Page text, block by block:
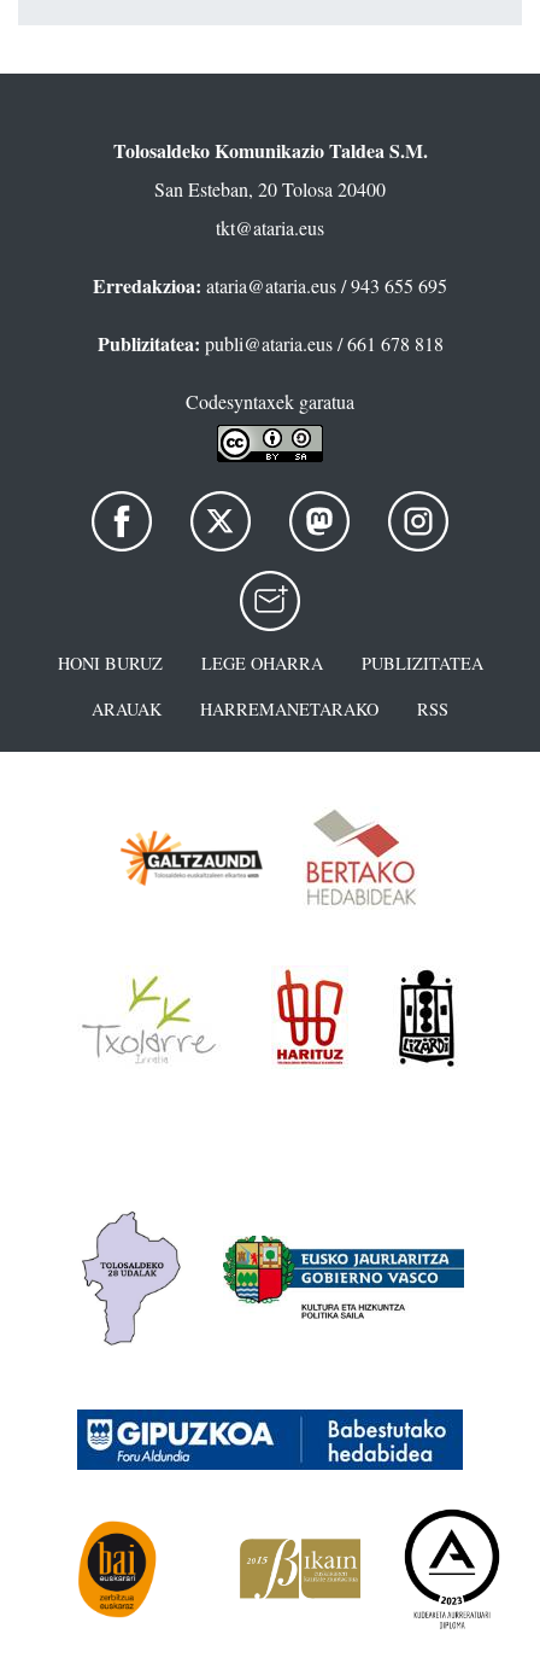
Tolosaldeko Komunikazio Taldea S.M.
San Esteban, 20 Tolosa 20400
tkt@ataria.eus
Erredakzioa: ataria@ataria.eus/ 943 655 695
Publizitatea: publi@ataria.eus/ 661 678 818
Codesyntaxek garatua
HONI BURUZ LEGE OHARRA
PUBLIZITATEA
ARAUAK
HARREMANETARAKO RSS